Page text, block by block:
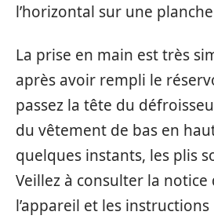
l’horizontal sur une
La prise en main est très
après avoir rempli le
passez la tête du
du vêtement de bas en
quelques instants, les plis
Veillez à consulter la notice
l’appareil et les